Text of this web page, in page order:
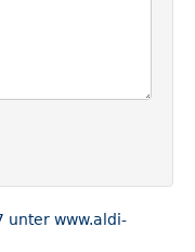
unter www.aldi-